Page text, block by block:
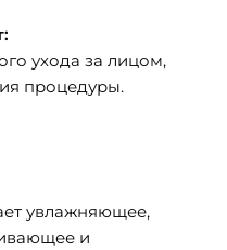
ухода за лицом,
процедуры.
увлажняющее,
и